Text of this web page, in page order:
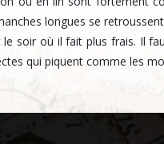
longues se
soir où il fait plus frais. Il
qui piquent comme les